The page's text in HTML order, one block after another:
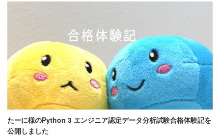
たーに様のPython 3 エンジニア認定データ分析試験合格体験記を
公開しました